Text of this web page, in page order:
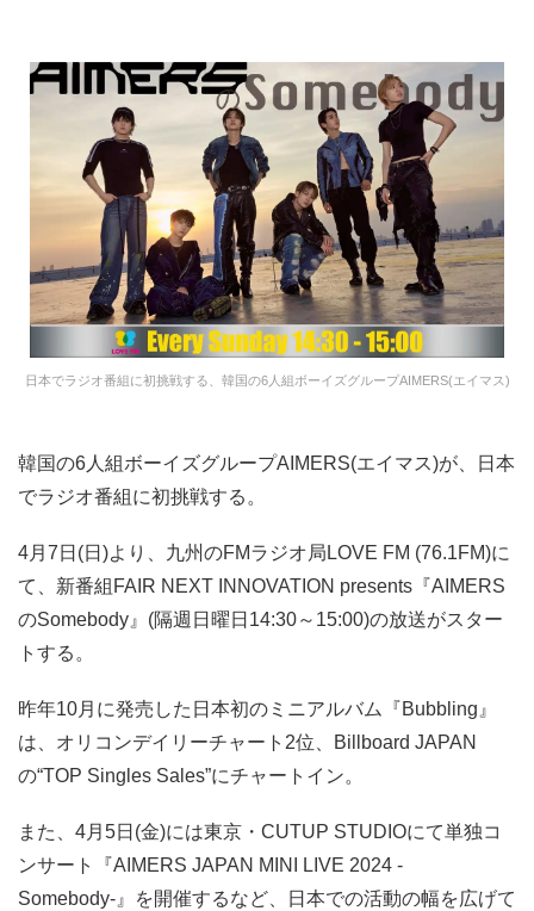
日本でラジオ番組に初挑戦する、韓国の6人組ボーイズグループAIMERS(エイマス)
韓国の6人組ボーイズグループAIMERS(エイマス)が、日本
でラジオ番組に初挑戦する。
4月7日(日)より、九州のFMラジオ局LOVE FM (76.1FM)に
て、新番組FAIR NEXT INNOVATION presents『AIMERS
のSomebody』(隔週日曜日14:30～15:00)の放送がスター
トする。
昨年10月に発売した日本初のミニアルバム『Bubbling』
は、オリコンデイリーチャート2位、Billboard JAPAN
の“TOP Singles Sales”にチャートイン。
また、4月5日(金)には東京・CUTUP STUDIOにて単独コ
ンサート『AIMERS JAPAN MINI LIVE 2024 -
Somebody-』を開催するなど、日本での活動の幅を広げて